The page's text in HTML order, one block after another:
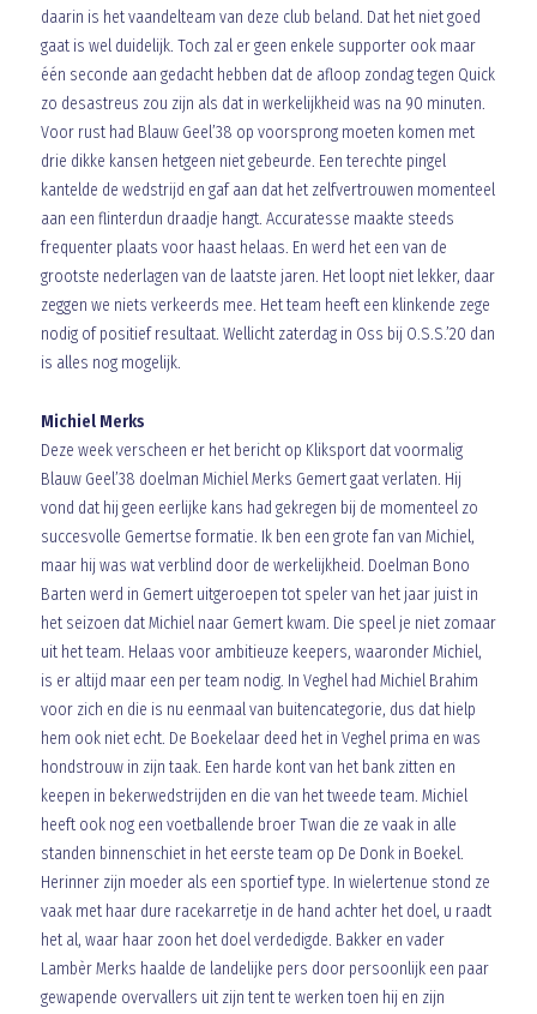
daarin is het vaandelteam van deze club beland. Dat het niet goed
gaat is wel duidelijk. Toch zal er geen enkele supporter ook maar
één seconde aan gedacht hebben dat de afloop zondag tegen Quick
zo desastreus zou zijn als dat in werkelijkheid was na 90 minuten.
Voor rust had Blauw Geel’38 op voorsprong moeten komen met
drie dikke kansen hetgeen niet gebeurde. Een terechte pingel
kantelde de wedstrijd en gaf aan dat het zelfvertrouwen momenteel
aan een flinterdun draadje hangt. Accuratesse maakte steeds
frequenter plaats voor haast helaas. En werd het een van de
grootste nederlagen van de laatste jaren. Het loopt niet lekker, daar
zeggen we niets verkeerds mee. Het team heeft een klinkende zege
nodig of positief resultaat. Wellicht zaterdag in Oss bij O.S.S.’20 dan
is alles nog mogelijk.
Michiel Merks
Deze week verscheen er het bericht op Kliksport dat voormalig
Blauw Geel’38 doelman Michiel Merks Gemert gaat verlaten. Hij
vond dat hij geen eerlijke kans had gekregen bij de momenteel zo
succesvolle Gemertse formatie. Ik ben een grote fan van Michiel,
maar hij was wat verblind door de werkelijkheid. Doelman Bono
Barten werd in Gemert uitgeroepen tot speler van het jaar juist in
het seizoen dat Michiel naar Gemert kwam. Die speel je niet zomaar
uit het team. Helaas voor ambitieuze keepers, waaronder Michiel,
is er altijd maar een per team nodig. In Veghel had Michiel Brahim
voor zich en die is nu eenmaal van buitencategorie, dus dat hielp
hem ook niet echt. De Boekelaar deed het in Veghel prima en was
hondstrouw in zijn taak. Een harde kont van het bank zitten en
keepen in bekerwedstrijden en die van het tweede team. Michiel
heeft ook nog een voetballende broer Twan die ze vaak in alle
standen binnenschiet in het eerste team op De Donk in Boekel.
Herinner zijn moeder als een sportief type. In wielertenue stond ze
vaak met haar dure racekarretje in de hand achter het doel, u raadt
het al, waar haar zoon het doel verdedigde. Bakker en vader
Lambèr Merks haalde de landelijke pers door persoonlijk een paar
gewapende overvallers uit zijn tent te werken toen hij en zijn